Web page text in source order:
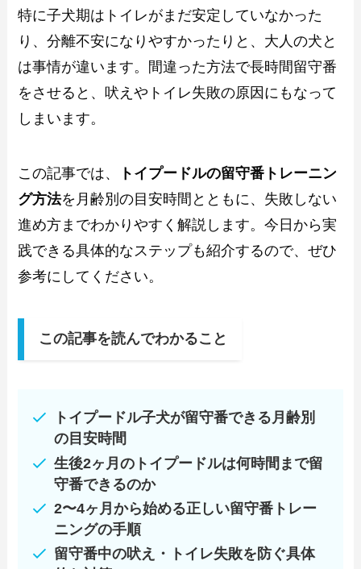
特に子犬期はトイレがまだ安定していなかった
り、分離不安になりやすかったりと、大人の犬と
は事情が違います。間違った方法で長時間留守番
をさせると、吠えやトイレ失敗の原因にもなって
しまいます。
この記事では、
トイプードルの留守番トレーニン
グ方法を月齢別の目安時間とともに、失敗しない
進め方までわかりやすく解説します。今日から実
践できる具体的なステップも紹介するので、ぜひ
参考にしてください。
この記事を読んでわかること
トイプードル子犬が留守番できる月齢別
の目安時間
生後2ヶ月のトイプードルは何時間まで留
守番できるのか
2〜4ヶ月から始める正しい留守番トレー
ニングの手順
留守番中の吠え・トイレ失敗を防ぐ具体